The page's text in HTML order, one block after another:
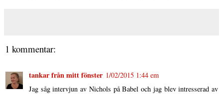
1 kommentar:
tankar från mitt fönster 1/02/2015 1:44 em
Jag såg intervjun av Nichols på Babel och jag blev intresserad av